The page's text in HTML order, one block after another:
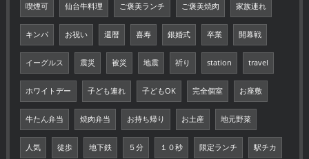
喫煙可 仙台牛料理 ご褒美ランチ ご褒美焼肉 家族連れ
キンパ お祝い 還暦 喜寿 銀婚式 卒業 開幕戦
イーグルス 震災 被災 地震 祈り station travel
ホワイトデー 子ども連れ 子どもOK 完全個室 お座敷
牛たん弁当 焼肉弁当 お持ち帰り お土産 地元野菜
人気 徒歩 地下鉄 ５分 １０秒 限定ランチ 駅チカ